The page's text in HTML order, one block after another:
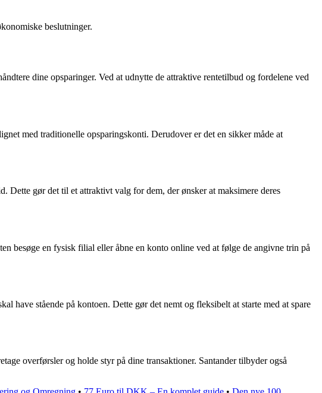
beslutninger.
dine opsparinger. Ved at udnytte de attraktive rentetilbud og fordelene ved
med traditionelle opsparingskonti. Derudover er det en sikker måde at
Dette gør det til et attraktivt valg for dem, der ønsker at maksimere deres
besøge en fysisk filial eller åbne en konto online ved at følge de angivne trin på
have stående på kontoen. Dette gør det nemt og fleksibelt at starte med at spare
overførsler og holde styr på dine transaktioner. Santander tilbyder også